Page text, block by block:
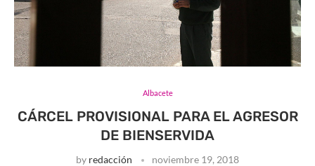
Albacete
CÁRCEL PROVISIONAL PARA EL AGRESOR
DE BIENSERVIDA
by redacción noviembre 19, 2018